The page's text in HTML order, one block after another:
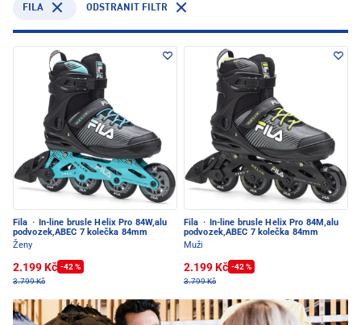
FILA ODSTRANIT FILTR
Fila · In-line brusle Helix Pro 84W,alu
podvozek,ABEC 7 kolečka 84mm
Ženy
2.199 Kč -42 %
3.799 Kč
Fila · In-line brusle Helix Pro 84M,alu
podvozek,ABEC 7 kolečka 84mm
Muži
2.199 Kč -42 %
3.799 Kč